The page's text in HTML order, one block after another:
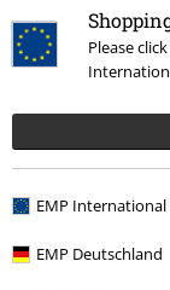
Please
EMP International
EMP Deutschland
More
Bandmerch Media
Rea %
Bandmerch